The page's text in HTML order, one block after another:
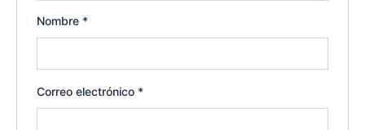
Nombre *
Correo electrónico *